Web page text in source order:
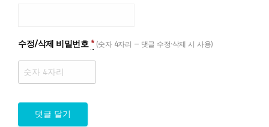
수정/삭제 비밀번호 * (숫자 4자리 — 댓글 수정·삭제 시 사용)